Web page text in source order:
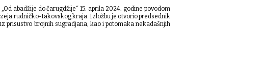
abadžije do čarugdžije“ 15. aprila 2024. godine povodom
rudničko-takovskog kraja. Izložbu je otvorio predsednik
prisustvo brojnih sugradjana, kao i potomaka nekadašnjih